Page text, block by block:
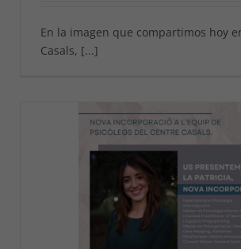
En la imagen que compartimos hoy
Casals, [...]